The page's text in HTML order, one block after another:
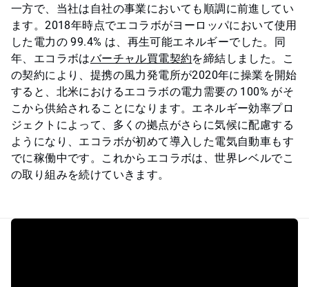
一方で、当社は自社の事業においても順調に前進してい
ます。2018年時点でエコラボがヨーロッパにおいて使用
した電力の 99.4% は、再生可能エネルギーでした。同
年、エコラボはバーチャル買電契約​​​​​​​を締結しました。こ
の契約により、提携の風力発電所が2020年に操業を開始
すると、北米におけるエコラボの電力需要の 100% がそ
こから供給されることになります。エネルギー効率プロ
ジェクトによって、多くの拠点がさらに気候に配慮する
ようになり、エコラボが初めて導入した電気自動車もす
でに稼働中です。これからエコラボは、世界レベルでこ
の取り組みを続けていきます。